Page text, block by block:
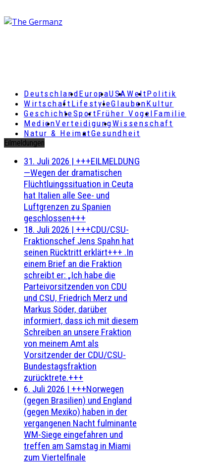
DeutschlandEuropaUSAWeltPolitik
Wirtschaft LifestyleGlaubenKultur
GeschichteSportFrüher Vogel Familie
MedienVerteidigungWissenschaft
Natur & HeimatGesundheit
Eilmeldungen
31. Juli 2026 | +++EILMELDUNG
—Wegen der dramatischen
Flüchtluingssituation in Ceuta
hat Italien alle See- und
Luftgrenzen zu Spanien
geschlossen+++
18. Juli 2026 | +++CDU/CSU-
Fraktionschef Jens Spahn hat
seinen Rücktritt erklärt+++ .In
einem Brief an die Fraktion
schreibt er: „Ich habe die
Parteivorsitzenden von CDU
und CSU, Friedrich Merz und
Markus Söder, darüber
informiert, dass ich mit diesem
Schreiben an unsere Fraktion
von meinem Amt als
Vorsitzender der CDU/CSU-
Bundestagsfraktion
zurücktrete.+++
6. Juli 2026 | +++Norwegen
(gegen Brasilien) und England
(gegen Mexiko) haben in der
vergangenen Nacht fulminante
WM-Siege eingefahren und
treffen am Samstag in Miami
zum Viertelfinale